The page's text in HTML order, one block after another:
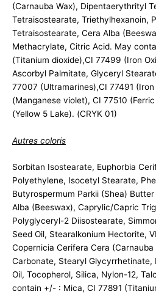
(Carnauba Wax), Dipentaerythrityl
Tetraisostearate, Triethylhexanoin,
Tetraisostearate, Cera Alba
Methacrylate, Citric Acid. May
(Titanium dioxide),CI 77499 (Iron
Ascorbyl Palmitate, Glyceryl
77007 (Ultramarines),CI 77491 (Iron
(Manganese violet), CI 77510
(Yellow 5 Lake). (CRYK 01)
Autres coloris
Sorbitan Isostearate, Euphorbia
Polyethylene, Isocetyl Stearate,
Butyrospermum Parkii (Shea)
Alba (Beeswax), Caprylic/Capric
Polyglyceryl-2 Diisostearate,
Seed Oil, Stearalkonium Hectorite,
Copernicia Cerifera Cera (Carnauba
Carbonate, Stearyl Glycyrrhetinate,
Oil, Tocopherol, Silica, Nylon-12,
contain +/- : Mica, CI 77891